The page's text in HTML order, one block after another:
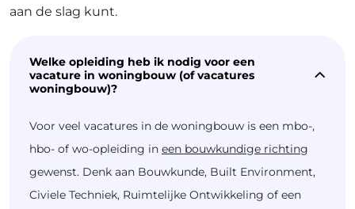
aan de slag kunt.
Welke opleiding heb ik nodig voor een
vacature in woningbouw (of vacatures
woningbouw)?
Voor veel vacatures in de woningbouw is een mbo-,
hbo- of wo-opleiding in een bouwkundige richting
gewenst. Denk aan Bouwkunde, Built Environment,
Civiele Techniek, Ruimtelijke Ontwikkeling of een